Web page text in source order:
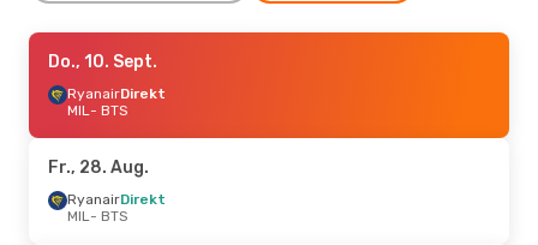
Fr., 16. Okt.- So., 18. Okt.
RyanairDirekt
MIL- BTS
BTS- MIL
Do., 10. Sept.- Mo., 14. Sept.
Do., 10. Sept.
RyanairDirekt
MIL- BTS
Fr., 28. Aug.
RyanairDirekt
MIL- BTS